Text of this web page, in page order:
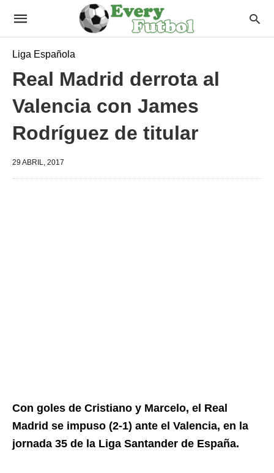
Liga Española
Real Madrid derrota al
Valencia con James
Rodríguez de titular
29 ABRIL, 2017
Con goles de Cristiano y Marcelo, el Real
Madrid se impuso (2-1) ante el Valencia, en la
jornada 35 de la Liga Santander de España.